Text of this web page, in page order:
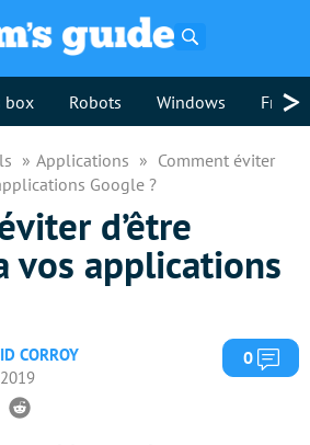
box Robots Windows >
Applications
Comment éviter
Google ?
d’être
vos applications
CORROY
0
Reddit